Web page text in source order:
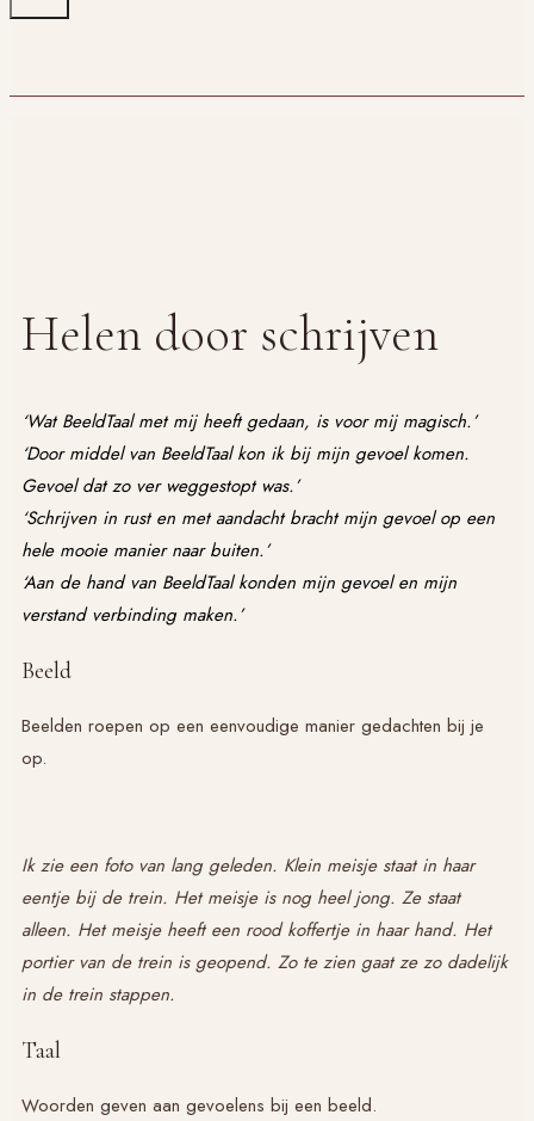
Helen door schrijven
‘Wat BeeldTaal met mij heeft gedaan, is voor mij magisch.’
‘Door middel van BeeldTaal kon ik bij mijn gevoel komen.
Gevoel dat zo ver weggestopt was.’
‘Schrijven in rust en met aandacht bracht mijn gevoel op een
hele mooie manier naar buiten.’
‘Aan de hand van BeeldTaal konden mijn gevoel en mijn
verstand verbinding maken.’
Beeld
Beelden roepen op een eenvoudige manier gedachten bij je
op.
Ik zie een foto van lang geleden. Klein meisje staat in haar
eentje bij de trein. Het meisje is nog heel jong. Ze staat
alleen. Het meisje heeft een rood koffertje in haar hand. Het
portier van de trein is geopend. Zo te zien gaat ze zo dadelijk
in de trein stappen.
Taal
Woorden geven aan gevoelens bij een beeld.